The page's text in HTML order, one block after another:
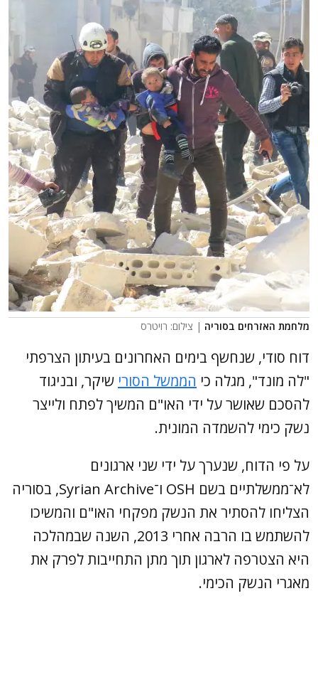
מלחמת האזרחים בסוריה | צילום: רויטרס
דוח סודי, שנחשף בימים האחרונים בעיתון הצרפתי
"לה מונד", מגלה כי הממשל הסורי שיקר, ובניגוד
להסכם שאושר על ידי האו"ם המשיך לפתח ולייצר
נשק כימי להשמדה המונית.
על פי הדוח, שנערך על ידי שני ארגונים
לא־ממשלתיים בשם OSH ו־Syrian Archive, בסוריה
הצליחו להסתיר את הנשק מפקחי האו"ם והמשיכו
להשתמש בו הרבה אחרי 2013, השנה שבמהלכה
היא הצטרפה לארגון תוך מתן התחייבות לפרק את
מאגרי הנשק הכימי.